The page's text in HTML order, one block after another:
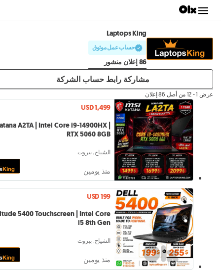
Laptops King
حساب عمل موثوق
86 إعلان منشور
مشاركة رابط حساب الشركة
عرض 1 - 12 من أصل 86 إعلان
USD 1,499
A2TA | Intel Core i9-14900HX |
RTX 5060 8GB
الشياح, بيروت
منذ يومين
USD 199
5400 Touchscreen | Intel Core
i5 8th Gen
الشياح, بيروت
منذ يومين